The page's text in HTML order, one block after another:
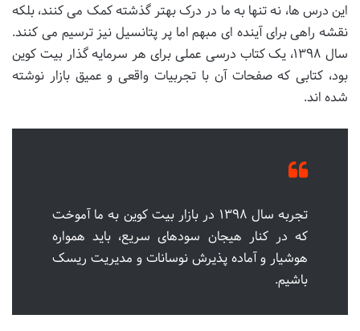
این درس ها، نه تنها به ما در درک بهتر گذشته کمک می کنند، بلکه
نقشه راهی برای آینده ای مبهم اما پر پتانسیل نیز ترسیم می کنند.
سال ۱۳۹۸، یک کتاب درسی عملی برای هر سرمایه گذار بیت کوین
بود، کتابی که صفحات آن با تجربیات واقعی و عمیق بازار نوشته
شده اند.
تجربه سال ۱۳۹۸ در بازار بیت کوین به ما آموخت
که در کنار هیجان سودهای سریع، باید همواره
هوشیار و آماده پذیرش نوسانات و مدیریت ریسک
باشیم.